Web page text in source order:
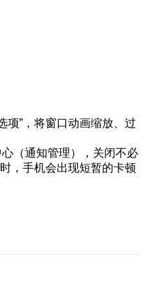
项”，将窗口动画缩放、过
（通知管理），关闭不必
，手机会出现短暂的卡顿